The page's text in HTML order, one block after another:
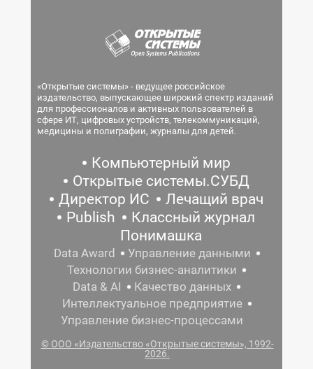
«Открытые системы» - ведущее российское
издательство, выпускающее широкий спектр изданий
для профессионалов и активных пользователей в
сфере ИТ, цифровых устройств, телекоммуникаций,
медицины и полиграфии, журналы для детей.
Компьютерный мир
Открытые системы.СУБД
Директор ИС
Лечащий врач
Publish
Классный журнал
Понимашка
Data Award
Управление данными
Технологии бизнес-аналитики
Data & AI
Качество данных
Интеллектуальное предприятие
Управление бизнес-процессами
© ООО «Издательство «Открытые системы», 1992-
2026.